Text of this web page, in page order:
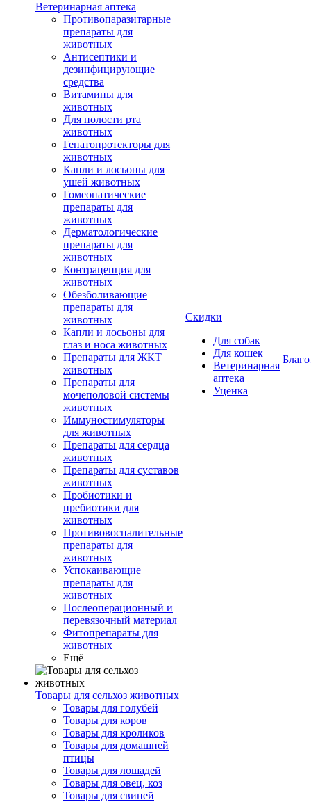
Ветеринарная аптека
Противопаразитарные
препараты для
животных
Антисептики и
дезинфицирующие
средства
Витамины для
животных
Для полости рта
животных
Гепатопротекторы для
животных
Капли и лосьоны для
ушей животных
Гомеопатические
препараты для
животных
Дерматологические
препараты для
животных
Контрацепция для
животных
Обезболивающие
препараты для
животных
Капли и лосьоны для
глаз и носа животных
Препараты для ЖКТ
животных
Препараты для
мочеполовой системы
животных
Иммуностимуляторы
для животных
Препараты для сердца
животных
Препараты для суставов
животных
Пробиотики и
пребиотики для
животных
Противовоспалительные
препараты для
животных
Успокаивающие
препараты для
животных
Послеоперационный и
перевязочный материал
Фитопрепараты для
животных
Ещё
Товары для сельхоз животных
Товары для голубей
Товары для коров
Товары для кроликов
Товары для домашней
птицы
Товары для лошадей
Товары для овец, коз
Товары для свиней
Скидки
Для собак
Для кошек
Ветеринарная
аптека
Уценка